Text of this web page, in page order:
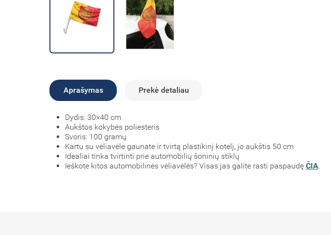
Aprašymas Prekė detaliau
Dydis: 30×40 cm
Aukštos kokybės poliesteris
Svoris: 100 gramų
Kartu su vėliavėle gaunate ir tvirtą plastikinį kotelį, jo aukštis 50 cm
Idealiai tinka tvirtinti prie automobilių šoninių stiklų
Ieškote kitos automobilinės vėliavėlės? Visas jas galite rasti paspaudę ČIA.